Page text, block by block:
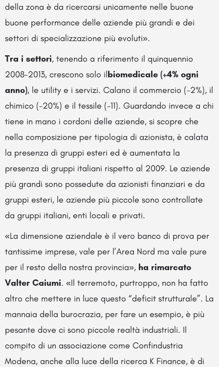
della zona è da ricercarsi unicamente nelle buone
buone performance delle aziende più grandi e dei
settori di specializzazione più evoluti».
Tra i settori, tenendo a riferimento il quinquennio
2008-2013, crescono solo ilbiomedicale (+4% ogni
anno), le utility e i servizi. Calano il commercio (-2%), il
chimico (-20%) e il tessile (-11). Guardando invece a chi
tiene in mano i cordoni delle aziende, si scopre che
nella composizione per tipologia di azionista, è calata
la presenza di gruppi esteri ed è aumentata la
presenza di gruppi italiani rispetto al 2009. Le aziende
più grandi sono possedute da azionisti finanziari e da
gruppi esteri, le aziende più piccole sono controllate
da gruppi italiani, enti locali e privati.
«La dimensione aziendale è il vero banco di prova per
tantissime imprese, vale per l’Area Nord ma vale pure
per il resto della nostra provincia», ha rimarcato
Valter Caiumi. «Il terremoto, purtroppo, non ha fatto
altro che mettere in luce questo “deficit strutturale”. La
mannaia della burocrazia, per fare un esempio, è più
pesante dove ci sono piccole realtà industriali. Il
compito di un associazione come Confindustria
Modena, anche alla luce della ricerca K Finance, è di